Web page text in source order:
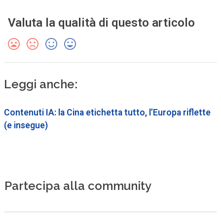
Valuta la qualità di questo articolo
Leggi anche:
Contenuti IA: la Cina etichetta tutto, l’Europa riflette
(e insegue)
Partecipa alla community